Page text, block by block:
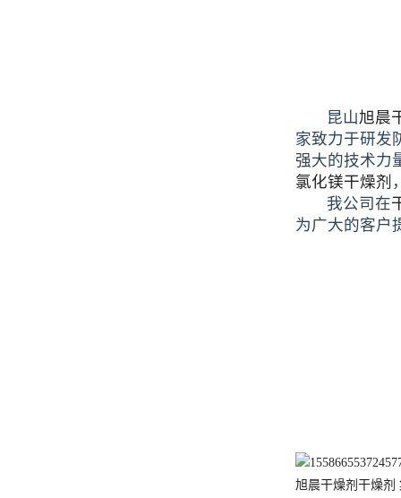
昆山旭晨
家致力于研发
强大的技术力
氯化镁干燥剂
我公司在
为广大的客户
旭晨干燥剂 干燥剂